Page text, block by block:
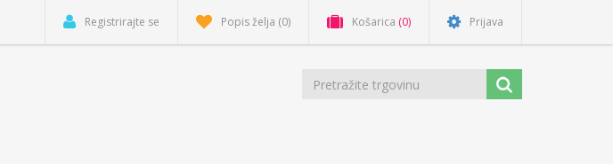
Registrirajte se Popis želja (0) Košarica (0) Prijava